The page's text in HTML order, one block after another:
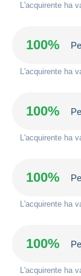
L'acquirente ha
100%
L'acquirente ha
100%
L'acquirente ha
100%
L'acquirente ha
100%
L'acquirente ha